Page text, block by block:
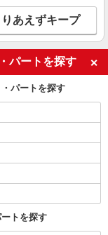
りあえずキープ
パートを探す
パートを探す
トを探す